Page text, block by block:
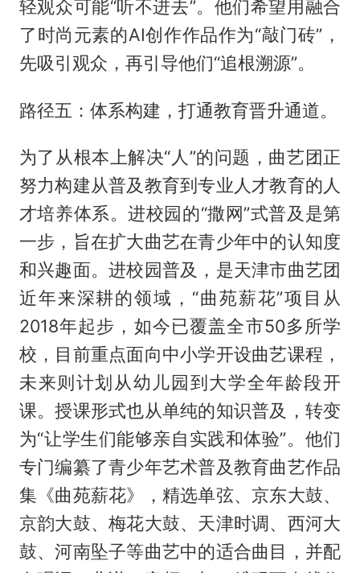
轻观众可能“听不进去”。他们希望用融合
了时尚元素的AI创作作品作为“敲门砖”，
先吸引观众，再引导他们“追根溯源”。
路径五：体系构建，打通教育晋升通道。‌
为了从根本上解决“人”的问题，曲艺团正
努力构建从普及教育到专业人才教育的人
才培养体系。进校园的“撒网”式普及是第
一步，旨在扩大曲艺在青少年中的认知度
和兴趣面。进校园普及，是天津市曲艺团
近年来深耕的领域，“曲苑薪花”项目从
2018年起步，如今已覆盖全市50多所学
校，目前重点面向中小学开设曲艺课程，
未来则计划从幼儿园到大学全年龄段开
课。授课形式也从单纯的知识普及，转变
为“让学生们能够亲自实践和体验”。他们
专门编纂了青少年艺术普及教育曲艺作品
集《曲苑薪花》，精选单弦、京东大鼓、
京韵大鼓、梅花大鼓、天津时调、西河大
鼓、河南坠子等曲艺中的适合曲目，并配